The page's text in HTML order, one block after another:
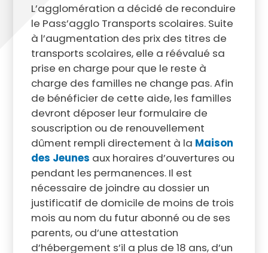
L’agglomération a décidé de reconduire
le Pass’agglo Transports scolaires. Suite
à l’augmentation des prix des titres de
transports scolaires, elle a réévalué sa
prise en charge pour que le reste à
charge des familles ne change pas. Afin
de bénéficier de cette aide, les familles
devront déposer leur formulaire de
souscription ou de renouvellement
dûment rempli directement à la Maison
des Jeunes aux horaires d’ouvertures ou
pendant les permanences. Il est
nécessaire de joindre au dossier un
justificatif de domicile de moins de trois
mois au nom du futur abonné ou de ses
parents, ou d’une attestation
d’hébergement s’il a plus de 18 ans, d’un